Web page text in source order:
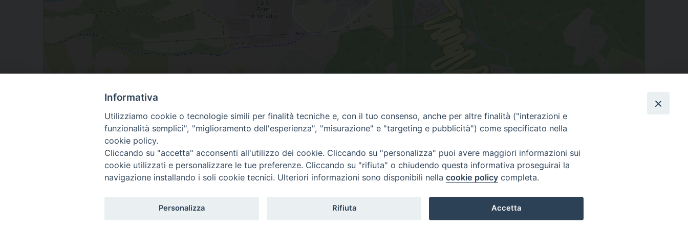
frazione Sant'Anna, Vinadio, Piemonte, Italia
via Amedeo Rossi, 28 - 12100 Cuneo
segreteriagenerale@diocesicuneofossano.it
Informativa
Utilizziamo cookie o tecnologie simili per finalità tecniche e, con il tuo consenso, anche per altre finalità ("interazioni e
funzionalità semplici", "miglioramento dell'esperienza", "misurazione" e "targeting e pubblicità") come specificato nella
cookie policy.
Cliccando su "accetta" acconsenti all'utilizzo dei cookie. Cliccando su "personalizza" puoi avere maggiori informazioni sui
cookie utilizzati e personalizzare le tue preferenze. Cliccando su "rifiuta" o chiudendo questa informativa proseguirai la
navigazione installando i soli cookie tecnici. Ulteriori informazioni sono disponibili nella cookie policy completa.
Personalizza Rifiuta Accetta